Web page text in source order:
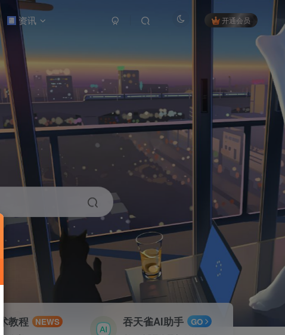
资讯 开通会员
教程 NEWS 吞天雀AI助手 GO